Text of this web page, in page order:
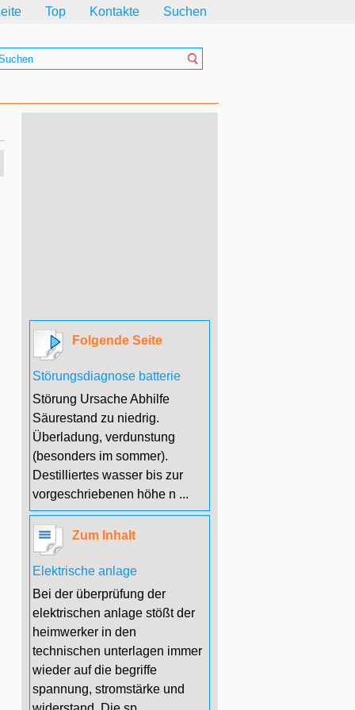
Top Kontakte Suchen
Folgende Seite
Störungsdiagnose batterie
Störung Ursache Abhilfe
Säurestand zu niedrig.
Überladung, verdunstung
(besonders im sommer).
Destilliertes wasser bis zur
vorgeschriebenen höhe n ...
Zum Inhalt
Elektrische anlage
Bei der überprüfung der
elektrischen anlage stößt der
heimwerker in den
technischen unterlagen immer
wieder auf die begriffe
spannung, stromstärke und